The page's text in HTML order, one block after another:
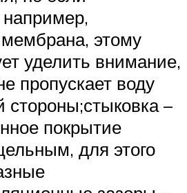
например,
этому
уделить внимание,
пропускает воду
стороны;стыковка –
покрытие
для этого